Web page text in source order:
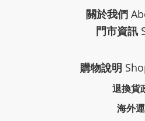
關於我們
門市資訊
購物說明
退換貨
海外